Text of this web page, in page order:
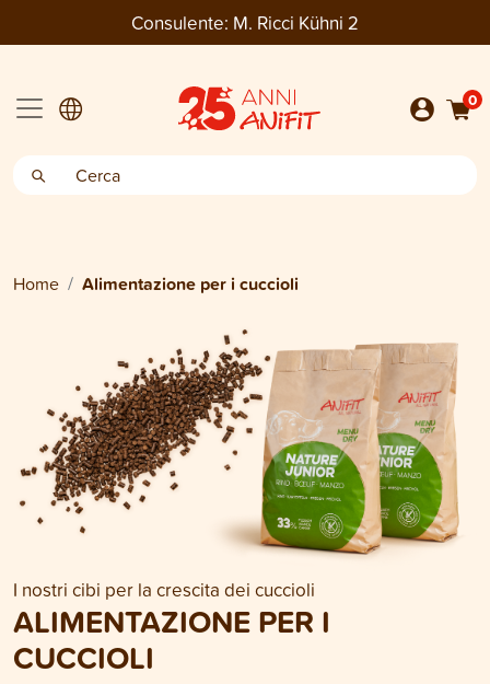
Consulente: M. Ricci Kühni 2
0
Home Alimentazione per i cuccioli
I nostri cibi per la crescita dei cuccioli
ALIMENTAZIONE PER I
CUCCIOLI